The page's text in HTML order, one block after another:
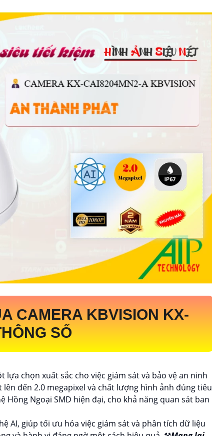
CAMERA KBVISION KX-
SỐ
lựa chọn xuất sắc cho việc giám sát và bảo vệ an ninh
đến 2.0 megapixel và chất lượng hình ảnh đúng tiêu
Hồng Ngoại SMD hiện đại, cho khả năng quan sát ban
AI, giúp tối ưu hóa việc giám sát và phân tích dữ liệu